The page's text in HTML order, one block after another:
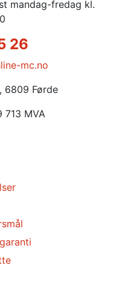
mandag-fredag kl.
26
mc.no
6809 Førde
713 MVA